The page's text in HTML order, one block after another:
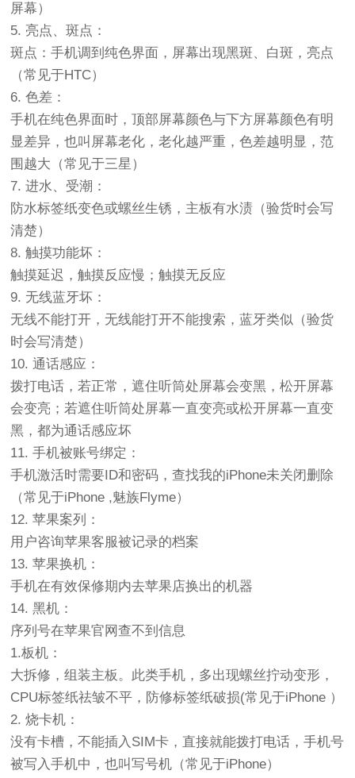
屏幕）
5. 亮点、斑点：
斑点：手机调到纯色界面，屏幕出现黑斑、白斑，亮点
（常见于HTC）
6. 色差：
手机在纯色界面时，顶部屏幕颜色与下方屏幕颜色有明
显差异，也叫屏幕老化，老化越严重，色差越明显，范
围越大（常见于三星）
7. 进水、受潮：
防水标签纸变色或螺丝生锈，主板有水渍（验货时会写
清楚）
8. 触摸功能坏：
触摸延迟，触摸反应慢；触摸无反应
9. 无线蓝牙坏：
无线不能打开，无线能打开不能搜索，蓝牙类似（验货
时会写清楚）
10. 通话感应：
拨打电话，若正常，遮住听筒处屏幕会变黑，松开屏幕
会变亮；若遮住听筒处屏幕一直变亮或松开屏幕一直变
黑，都为通话感应坏
11. 手机被账号绑定：
手机激活时需要ID和密码，查找我的iPhone未关闭删除
（常见于iPhone ,魅族Flyme）
12. 苹果案列：
用户咨询苹果客服被记录的档案
13. 苹果换机：
手机在有效保修期内去苹果店换出的机器
14. 黑机：
序列号在苹果官网查不到信息
1.板机：
大拆修，组装主板。此类手机，多出现螺丝拧动变形，
CPU标签纸祛皱不平，防修标签纸破损(常见于iPhone ）
2. 烧卡机：
没有卡槽，不能插入SIM卡，直接就能拨打电话，手机号
被写入手机中，也叫写号机（常见于iPhone）